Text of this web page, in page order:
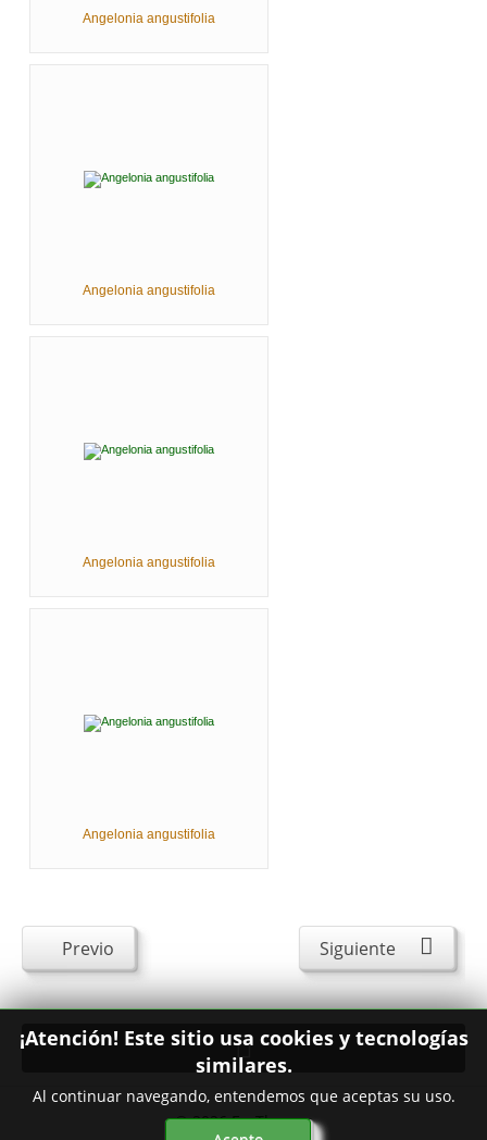
Angelonia angustifolia
Angelonia angustifolia
Angelonia angustifolia
Angelonia angustifolia
Previo Siguiente
© 2026FavThemes
¡Atención! Este sitio usa cookies y tecnologías
similares.
Al continuar navegando, entendemos que aceptas su uso.